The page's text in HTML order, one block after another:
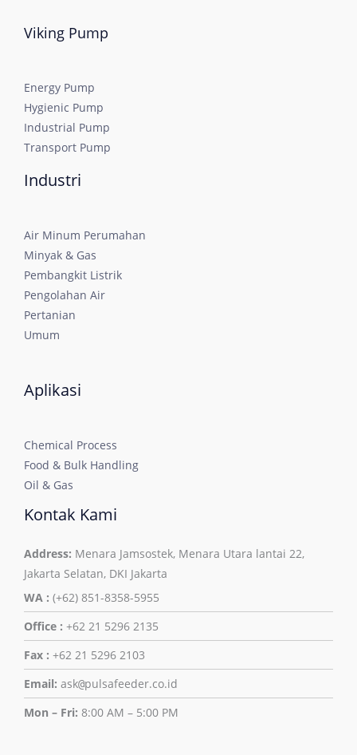
Viking Pump
Energy Pump
Hygienic Pump
Industrial Pump
Transport Pump
Industri
Air Minum Perumahan
Minyak & Gas
Pembangkit Listrik
Pengolahan Air
Pertanian
Umum
Aplikasi
Chemical Process
Food & Bulk Handling
Oil & Gas
Kontak Kami
Address: Menara Jamsostek, Menara Utara lantai 22,
Jakarta Selatan, DKI Jakarta
WA : (+62) 851-8358-5955
Office : +62 21 5296 2135
Fax : +62 21 5296 2103
Email: ask@pulsafeeder.co.id
Mon – Fri: 8:00 AM – 5:00 PM